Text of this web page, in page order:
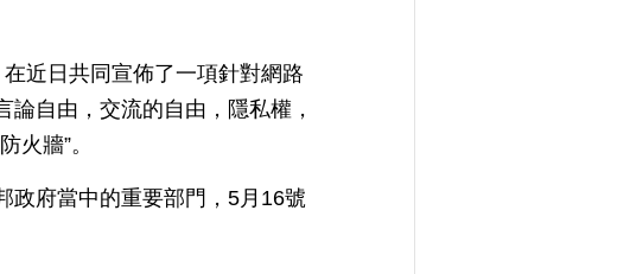
近日共同宣佈了一項針對網路
自由，交流的自由，隱私權，
火牆”。
政府當中的重要部門，5月16號